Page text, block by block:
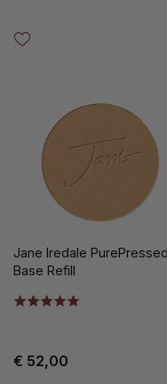
Jane Iredale PurePressed
Base Refill
€ 52,00